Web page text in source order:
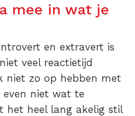
mee in wat je
en extravert is
veel reactietijd
niet zo op hebben met
even niet wat te
het heel lang akelig stil